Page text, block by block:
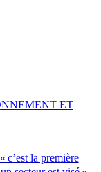
c’est la première
ET